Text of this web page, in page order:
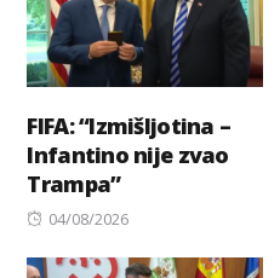
FIFA: “Izmišljotina –
Infantino nije zvao
Trampa”
Posted
04/08/2026